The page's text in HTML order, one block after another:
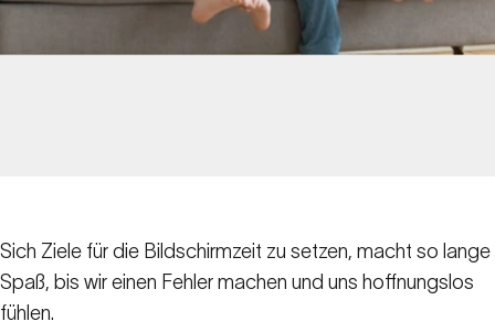
Sich Ziele für die Bildschirmzeit zu setzen, macht so lange
Spaß, bis wir einen Fehler machen und uns hoffnungslos
fühlen.